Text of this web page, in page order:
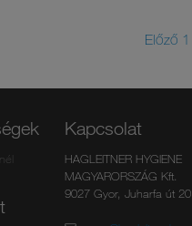
Előző 1
Kapcsolat
HAGLEITNER HYGIENE
MAGYARORSZÁG Kft.
9027 Gyor, Juharfa út 20